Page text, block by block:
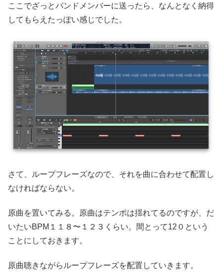
ここでざっとバンドメンバーに送ったら、なんとなく納得
してもらえたっぽい感じでした。
さて、ループフレーズなので、それを曲に合わせて配置し
なければならない。
原曲を置いてみる。原曲はテンポは揺れてるのですが、だ
いたいBPM１１８〜１２３くらい。間とって12０という
ことにしておきます。
原曲聴きながらループフレーズを配置していきます。